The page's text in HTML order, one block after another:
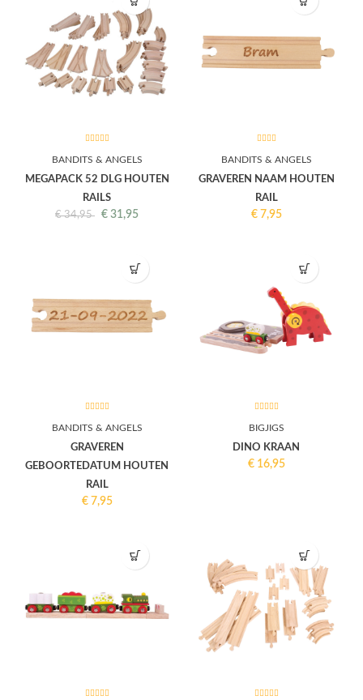
BANDITS & ANGELS
MEGAPACK 52 DLG HOUTEN
RAILS
€34,95 € 31,95
BANDITS & ANGELS
GRAVEREN NAAM HOUTEN
RAIL
€ 7,95
BANDITS & ANGELS
GRAVEREN
GEBOORTEDATUM HOUTEN
RAIL
€ 7,95
BIGJIGS
DINO KRAAN
€ 16,95